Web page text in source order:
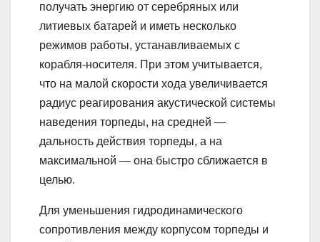
получать энергию от серебряных или
литиевых батарей и иметь несколько
режимов работы, устанавливаемых с
корабля-носителя. При этом учитывается,
что на малой скорости хода увеличивается
радиус реагирования акустической системы
наведения торпеды, на средней —
дальность действия торпеды, а на
максимальной — она быстро сближается в
целью.
Для уменьшения гидродинамического
сопротивления между корпусом торпеды и